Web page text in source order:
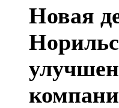
Новая